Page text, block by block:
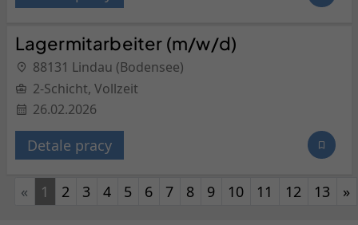
Lagermitarbeiter (m/w/d)
88131 Lindau (Bodensee)
2-Schicht, Vollzeit
26.02.2026
Detale pracy
« Poprzedni
1 2 3 4 5 6 7 8 9 10 11 12 13 »